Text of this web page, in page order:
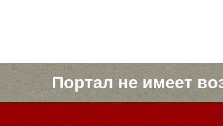
Портал не имеет